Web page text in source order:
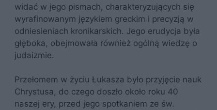
widać w jego pismach, charakteryzujących się
wyrafinowanym językiem greckim i precyzją w
odniesieniach kronikarskich. Jego erudycja była
głęboka, obejmowała również ogólną wiedzę o
judaizmie.
Przełomem w życiu Łukasza było przyjęcie nauk
Chrystusa, do czego doszło około roku 40
naszej ery, przed jego spotkaniem ze św.